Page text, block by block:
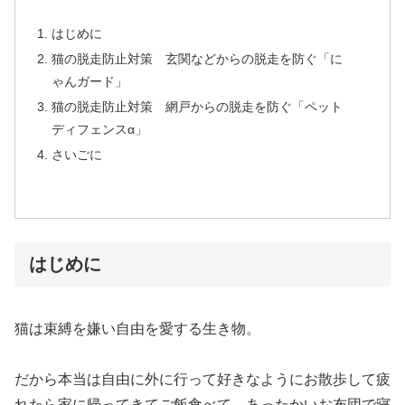
はじめに
猫の脱走防止対策 玄関などからの脱走を防ぐ「に
ゃんガード」
猫の脱走防止対策 網戸からの脱走を防ぐ「ペット
ディフェンスα」
さいごに
はじめに
猫は束縛を嫌い自由を愛する生き物。
だから本当は自由に外に行って好きなようにお散歩して疲